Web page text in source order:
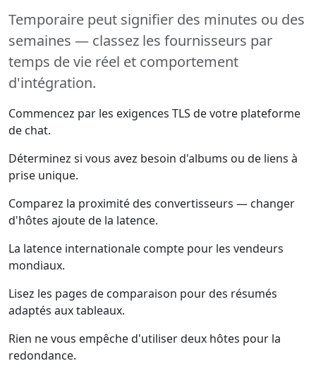
Temporaire peut signifier des minutes ou des
semaines — classez les fournisseurs par
temps de vie réel et comportement
d'intégration.
Commencez par les exigences TLS de votre plateforme
de chat.
Déterminez si vous avez besoin d'albums ou de liens à
prise unique.
Comparez la proximité des convertisseurs — changer
d'hôtes ajoute de la latence.
La latence internationale compte pour les vendeurs
mondiaux.
Lisez les pages de comparaison pour des résumés
adaptés aux tableaux.
Rien ne vous empêche d'utiliser deux hôtes pour la
redondance.